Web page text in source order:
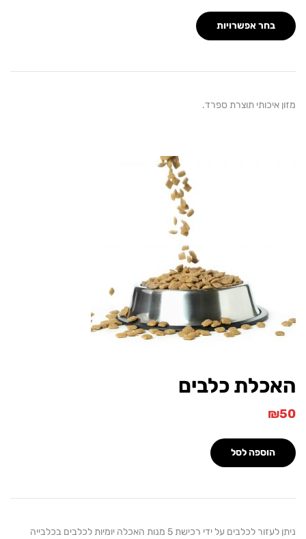
בחר אפשרויות
תוצרת ספרד.
כלבים
הוספה לסל
ניתן לעזור לכלבים על ידי רכישת 5 מנות האכלה יומיות לכלבים בכלבייה